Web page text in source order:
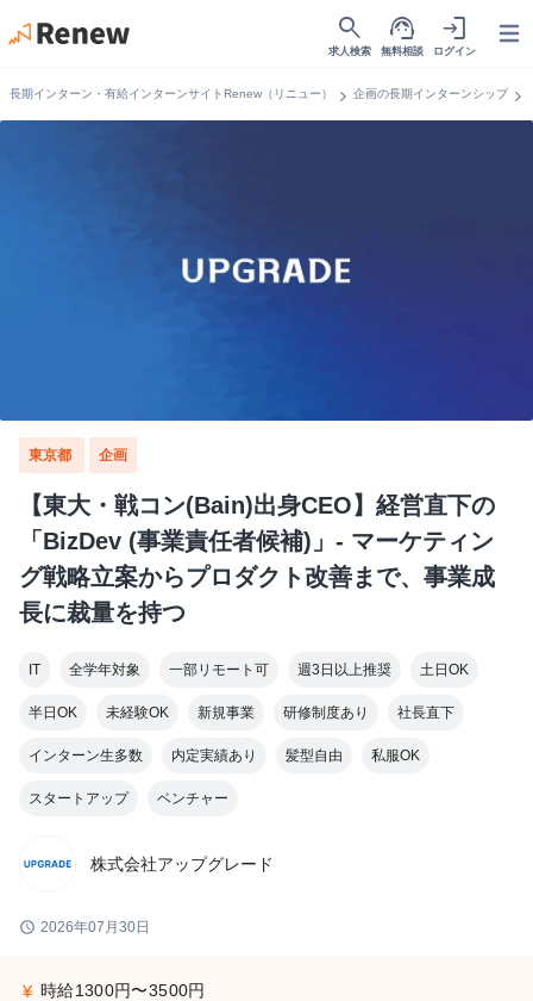
search
求人検索
support_agent
無料相談
login
ログイン
長期インターン・有給インターンサイトRenew（リニュー） chevron_right 企画の長期インターンシップchevron_right
東京都 企画
【東大・戦コン(Bain)出身CEO】経営直下の
「BizDev (事業責任者候補)」- マーケティン
グ戦略立案からプロダクト改善まで、事業成
長に裁量を持つ
IT 全学年対象 一部リモート可 週3日以上推奨 土日OK
半日OK 未経験OK 新規事業 研修制度あり 社長直下
インターン生多数 内定実績あり 髪型自由 私服OK
スタートアップ ベンチャー
株式会社アップグレード
schedule 2026年07月30日
currency_yen 時給1300円〜3500円